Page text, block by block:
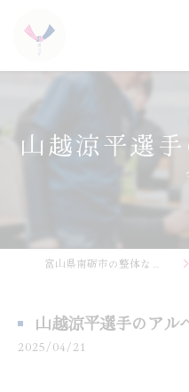
山越涼平選
山越涼平選手のアル
2025/04/21